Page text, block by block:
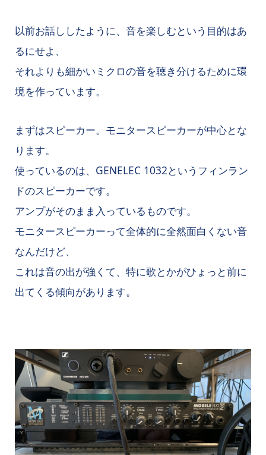
以前お話ししたように、音を楽しむという目的はあ
るにせよ、
それよりも細かいミクロの音を聴き分けるために環
境を作っています。
まずはスピーカー。モニタースピーカーが中心とな
ります。
使っているのは、GENELEC 1032というフィンラン
ドのスピーカーです。
アンプがそのまま入っているものです。
モニタースピーカーって全体的に全然面白くない音
なんだけど、
これは音の出が強くて、特に歌とかがひょっと前に
出てくる傾向があります。